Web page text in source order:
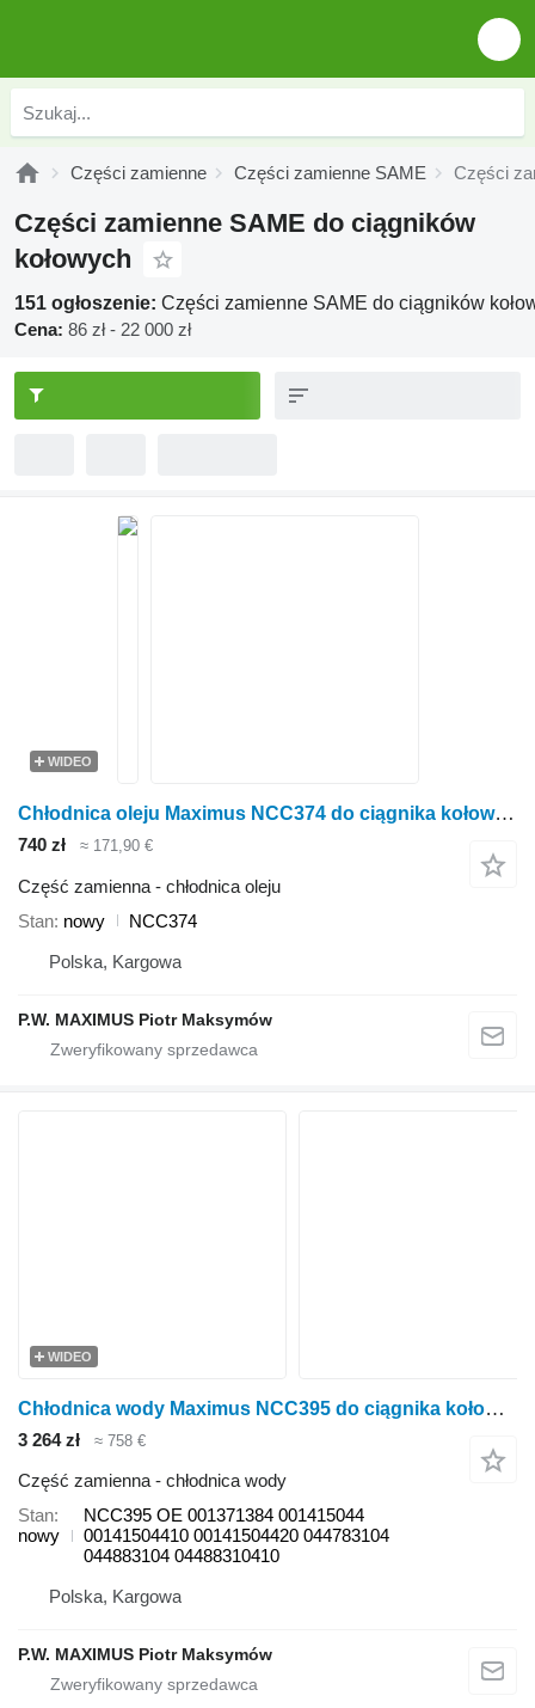
Części zamienne Części zamienne SAME Części
Części zamienne SAME do ciągników
kołowych
151 ogłoszenie: Części zamienne SAME do ciągników
Cena: 86 zł - 22 000 zł
WIDEO
Chłodnica oleju Maximus NCC374 do ciągnika kołowego SAME EXPLORER
740 zł ≈ 171,90 €
Część zamienna - chłodnica oleju
Stan nowy
NCC374
Polska, Kargowa
P.W. MAXIMUS Piotr Maksymów
WIDEO
Chłodnica wody Maximus NCC395 do ciągnika kołowego SAME CROSS EXPLORER
3 264 zł ≈ 758 €
Część zamienna - chłodnica wody
Stan
nowy
NCC395 OE 001371384 001415044
00141504410 00141504420 044783104
044883104 04488310410
Polska, Kargowa
P.W. MAXIMUS Piotr Maksymów